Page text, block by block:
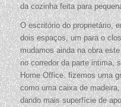
da cozinha feita para
O escritório do proprietário,
dois espaços, um para o
mudamos ainda na obra
no corredor da parte intima,
Home Office. fizemos uma
como uma caixa de
dando mais superfície de